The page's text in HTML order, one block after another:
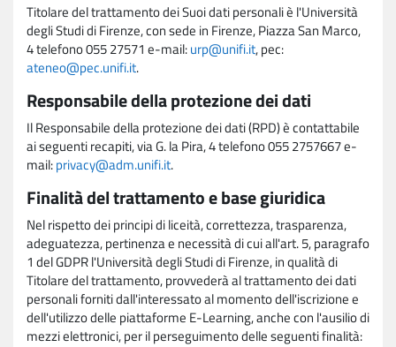
Titolare del trattamento dei Suoi dati personali è l'Università
degli Studi di Firenze, con sede in Firenze, Piazza San Marco,
4 telefono 055 27571 e-mail:urp@unifi.it, pec:
ateneo@pec.unifi.it.
Responsabile della protezione dei dati
Il Responsabile della protezione dei dati (RPD) è contattabile
ai seguenti recapiti, via G. la Pira, 4 telefono 055 2757667 e-
mail:privacy@adm.unifi.it.
Finalità del trattamento e base giuridica
Nel rispetto dei principi di liceità, correttezza, trasparenza,
adeguatezza, pertinenza e necessità di cui all'art. 5, paragrafo
1 del GDPR l'Università degli Studi di Firenze, in qualità di
Titolare del trattamento, provvederà al trattamento dei dati
personali forniti dall'interessato al momento dell'iscrizione e
dell'utilizzo delle piattaforme E-Learning, anche con l'ausilio di
mezzi elettronici, per il perseguimento delle seguenti finalità: